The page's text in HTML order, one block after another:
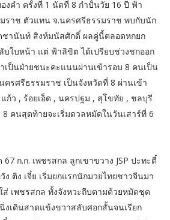
คำ ครั้งที่ 1 นัดที่ 8 กำปั้นวัย 16 ปี ฟ้า
ราช ตัวแทน จ.นครศรีธรรมราช พบกับนัก
ชานันท์ สิงห์มนัสศักดิ์ ผลคู่นี้ตลอดหกยก
บใบหน้า แต่ ฟ้าลิขิต ได้เปรียบช่วงชกออก
เป็นฝ่ายชนะคะแนนผ่านเข้ารอบ 8 คนเป็น
รศรีธรรมราช เป็นจังหวัดที่ 8 ผ่านเข้า
ก้ว , ร้อยเอ็ด , นครปฐม , สุโขทัย , ชลบุรี
คนสุดท้ายจะเริ่มดวลหมัดในวันเสาร์ที่ 6
ก.ก. เพชรสกล ลูกเขาขวาง JSP ปะทะตี๋
ติง เจี๋ย เริ่มยกแรกนักมวยไทยชาวจีนมา
เพชรสกล ทั้งจังหวะถีบตามด้วยหมัดชุด
งเดินสาดแข้งขวาสลับศอกสั้นจนเรียก